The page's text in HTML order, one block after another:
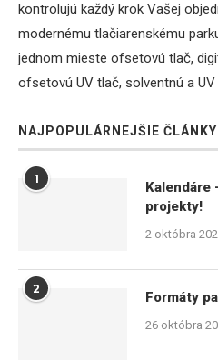
kontrolujú každý krok Vašej
modernému tlačiarenskému
jednom mieste ofsetovú tlač,
ofsetovú UV tlač, solventnú a UV
NAJPOPULÁRNEJŠIE ČLÁNKY
1
Kalendáre
projekty!
2 októbra
2
Formáty
26 októbra